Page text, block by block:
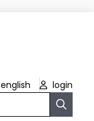
english
login